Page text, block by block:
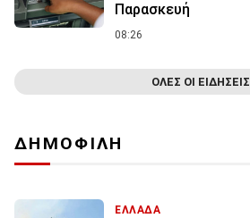
Παρασκευή
08:26
ΟΛΕΣ ΟΙ ΕΙΔΗΣΕΙΣ
ΔΗΜΟΦΙΛΗ
ΕΛΛΑΔΑ